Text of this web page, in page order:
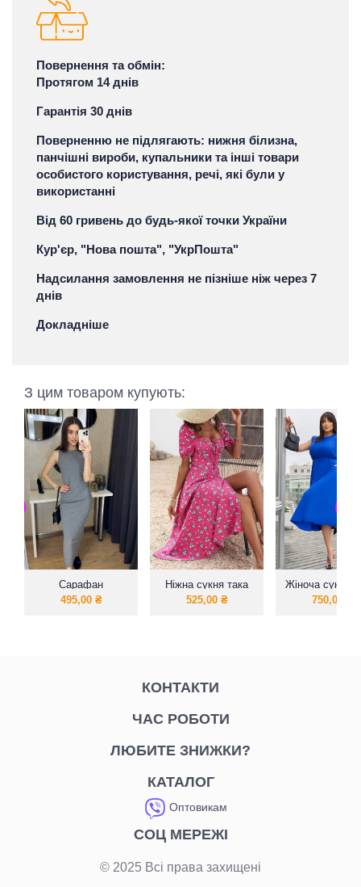
Повернення та обмін:
Протягом 14 днів
Гарантія 30 днів
Поверненню не підлягають: нижня білизна,
панчішні вироби, купальники та інші товари
особистого користування, речі, які були у
використанні
Від 60 гривень до будь-якої точки України
Кур'єр, "Нова пошта", "УкрПошта"
Надсилання замовлення не пізніше ніж через 7
днів
Докладніше
З цим товаром купують:
Сарафан
приталений рубчик
495,00 ₴
Ніжна сукня така
легка
525,00 ₴
Жіноча сукня
, практична
750,00
КОНТАКТИ
ЧАС РОБОТИ
ЛЮБИТЕ ЗНИЖКИ?
КАТАЛОГ
Оптовикам
СОЦ МЕРЕЖІ
© 2025 Всі права захищені